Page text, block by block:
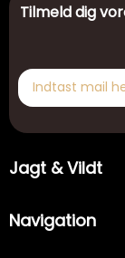
Tilmeld dig
Jagt & Vildt
Navigation